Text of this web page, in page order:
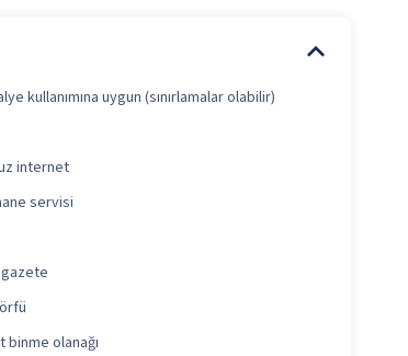
kullanımına uygun (sınırlamalar olabilir)
internet
servisi
binme olanağı